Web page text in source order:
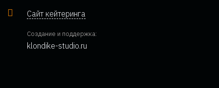
Сайт кейтеринга
Создание и поддержка:
klondike-studio.ru